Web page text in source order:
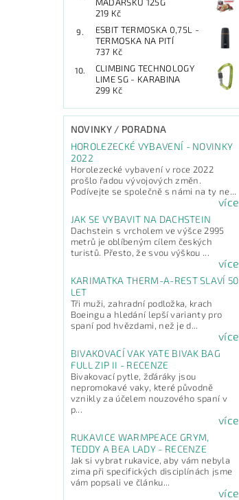
219 Kč
ESBIT TERMOSKA 0,75L -
TERMOSKA NA PITÍ
737 Kč
CLIMBING TECHNOLOGY
LIME SG - KARABINA
299 Kč
NOVINKY / PORADNA
HOROLEZECKÉ VYBAVENÍ - NOVINKY
2022
Horolezecké vybavení v roce 2022
prošlo řadou vývojových změn.
Podívejte se společně s námi na ty ne...
více
JAK SE VYBAVIT NA DACHSTEIN
Dachstein s vrcholem ve výšce 2995
metrů je oblíbeným cílem českých
turistů. Přesto, že svou výškou ...
více
KARIMATKA THERM-A-REST SLAVÍ 50
LET
Tři muži, zahradní podložka, krach
Boeingu a hledání lepší varianty pro
spaní pod hvězdami, než je d...
více
BIVAKOVACÍ VAK YATE BIVAK BAG
FULL ZIP II - RECENZE
Bivakovací pytle, žďáráky jsou
nepromokavé vaky, které původně
vznikly za účelem nouzového spaní v
p...
více
RUKAVICE WARMPEACE GRYM,
TEDDY A BEA LADY - RECENZE
Jak si vybrat rukavice, aby vám nebyla
zima při specifických disciplínách jsme
vám popsali ve článku...
více